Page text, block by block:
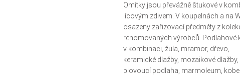
Omítky jsou převážně štukové v
lícovým zdivem. V koupelnách a na
osazeny zařizovací předměty z
renomovaných výrobců. Podlahové
v kombinaci, žula, mramor, dřevo,
keramické dlažby, mozaikové dlažby,
plovoucí podlaha, marmoleum,